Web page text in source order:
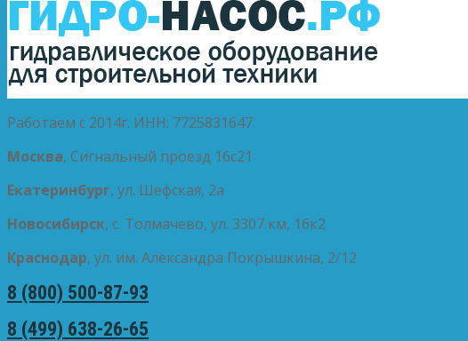
Работаем с 2014г. ИНН: 7725831647
Москва, Сигнальный проезд 16с21
Екатеринбург, ул. Шефская, 2а
Новосибирск, с. Толмачево, ул. 3307 км, 16к2
Краснодар, ул. им. Александра Покрышкина, 2/12
8 (800) 500-87-93
8 (499) 638-26-65